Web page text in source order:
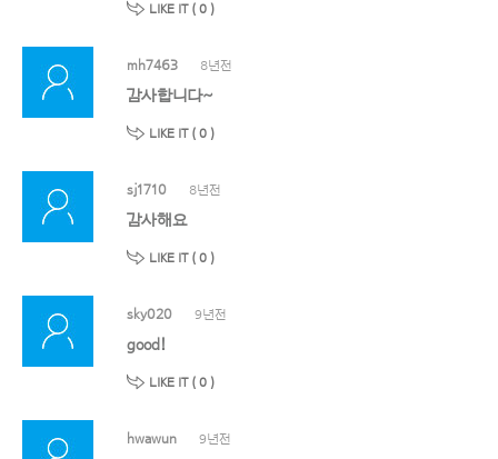
LIKE IT ( 0 )
mh7463 8년전
감사합니다~
LIKE IT ( 0 )
sj1710 8년전
감사해요
LIKE IT ( 0 )
sky020 9년전
good!
LIKE IT ( 0 )
hwawun 9년전